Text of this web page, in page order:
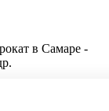
в Самаре -